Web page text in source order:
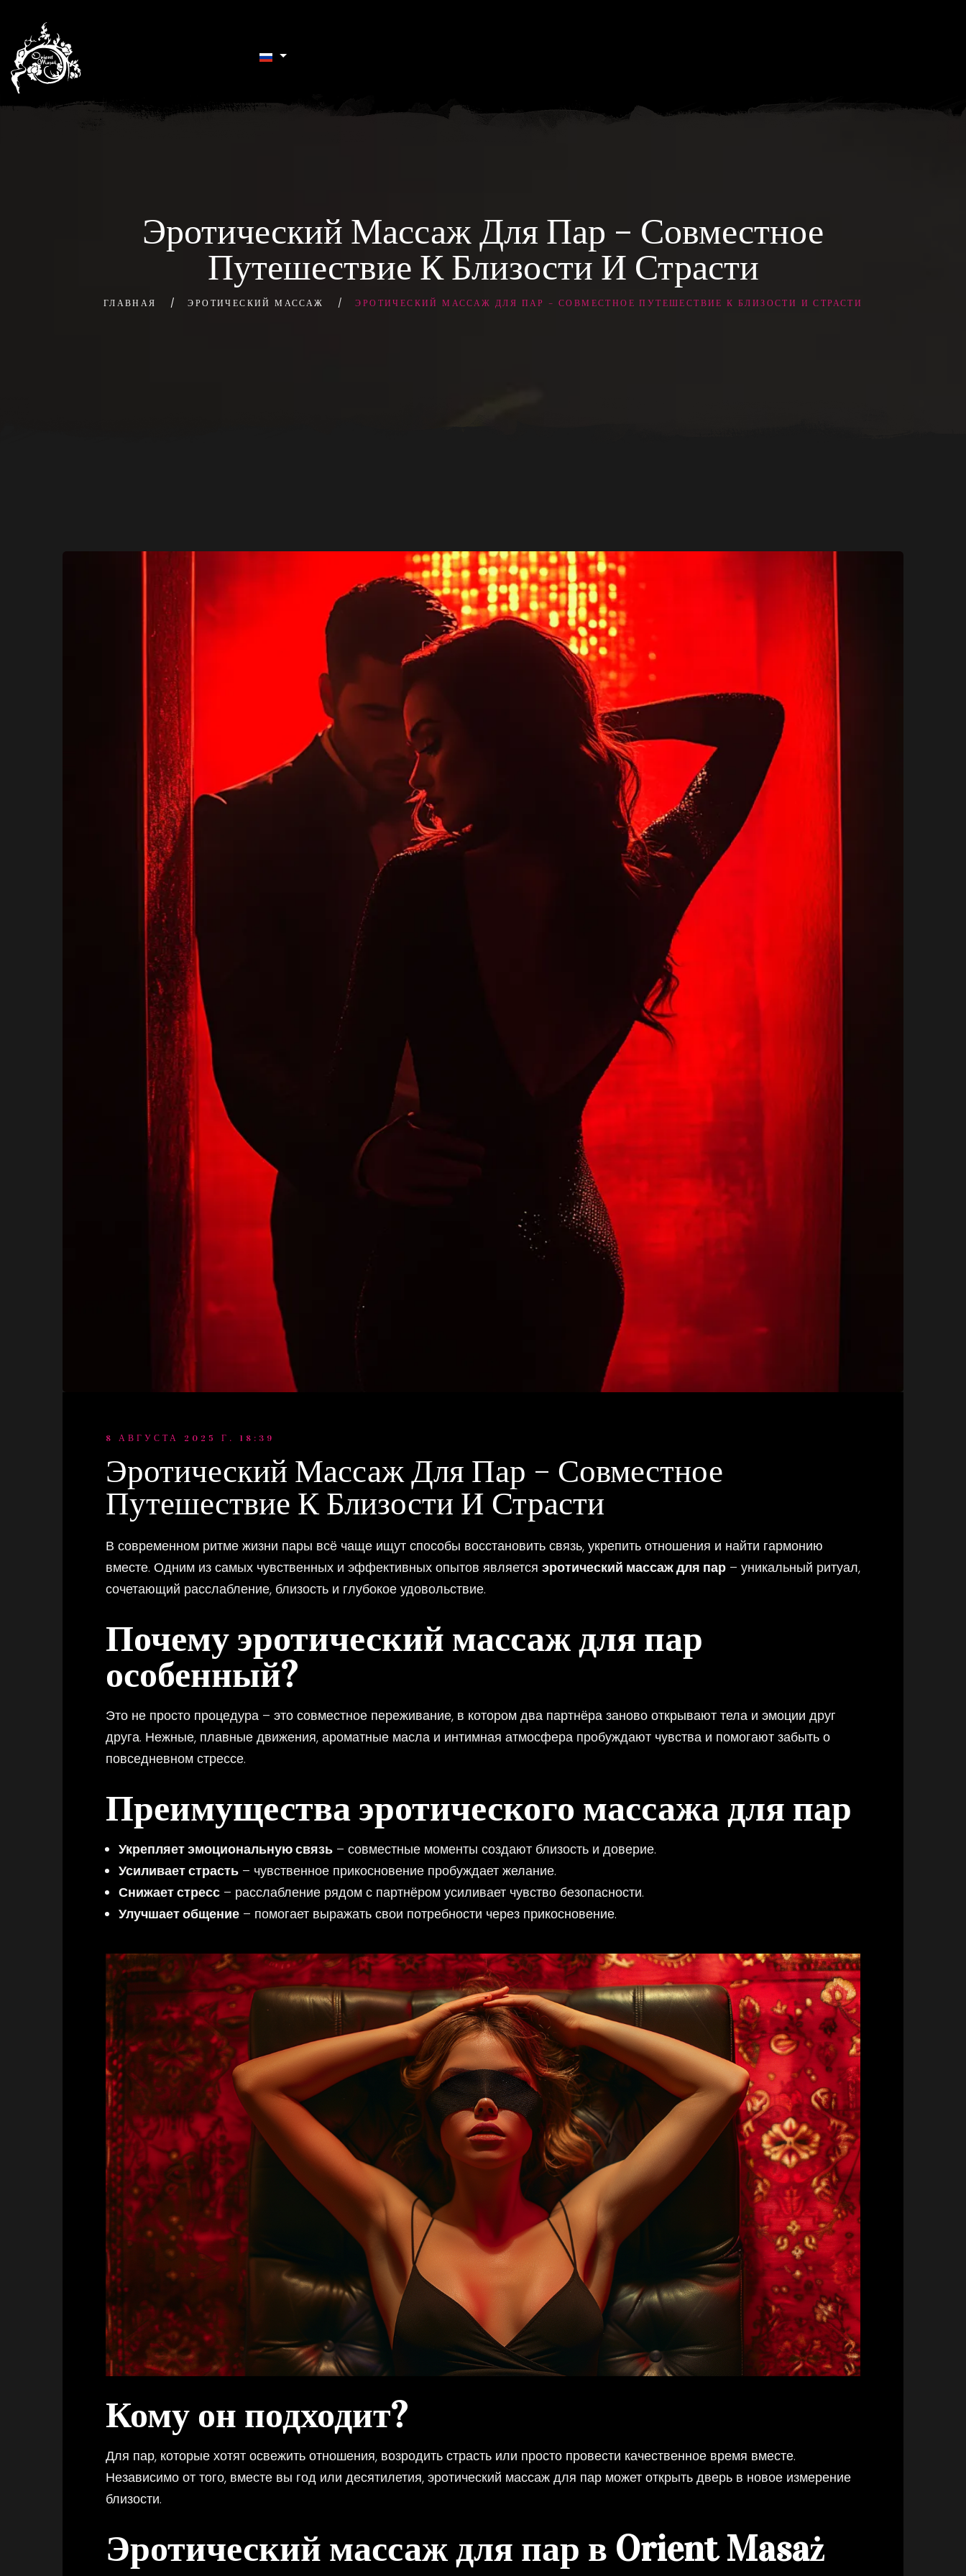
Эротический Массаж Для Пар – Совместное
Путешествие К Близости И Страсти
ГЛАВНАЯ ЭРОТИЧЕСКИЙ МАССАЖ ЭРОТИЧЕСКИЙ МАССАЖ ДЛЯ ПАР – СОВМЕСТНОЕ ПУТЕШЕСТВИЕ К БЛИЗОСТИ И СТРАСТИ
8 АВГУСТА 2025 Г. 18:39
Эротический Массаж Для Пар – Совместное
Путешествие К Близости И Страсти
В современном ритме жизни пары всё чаще ищут способы восстановить связь, укрепить отношения и найти гармонию
вместе. Одним из самых чувственных и эффективных опытов является эротический массаж для пар – уникальный ритуал,
сочетающий расслабление, близость и глубокое удовольствие.
Почему эротический массаж для пар
особенный?
Это не просто процедура – это совместное переживание, в котором два партнёра заново открывают тела и эмоции друг
друга. Нежные, плавные движения, ароматные масла и интимная атмосфера пробуждают чувства и помогают забыть о
повседневном стрессе.
Преимущества эротического массажа для пар
Укрепляет эмоциональную связь – совместные моменты создают близость и доверие.
Усиливает страсть – чувственное прикосновение пробуждает желание.
Снижает стресс – расслабление рядом с партнёром усиливает чувство безопасности.
Улучшает общение – помогает выражать свои потребности через прикосновение.
Кому он подходит?
Для пар, которые хотят освежить отношения, возродить страсть или просто провести качественное время вместе.
Независимо от того, вместе вы год или десятилетия, эротический массаж для пар может открыть дверь в новое измерение
близости.
Эротический массаж для пар в Orient Masaż